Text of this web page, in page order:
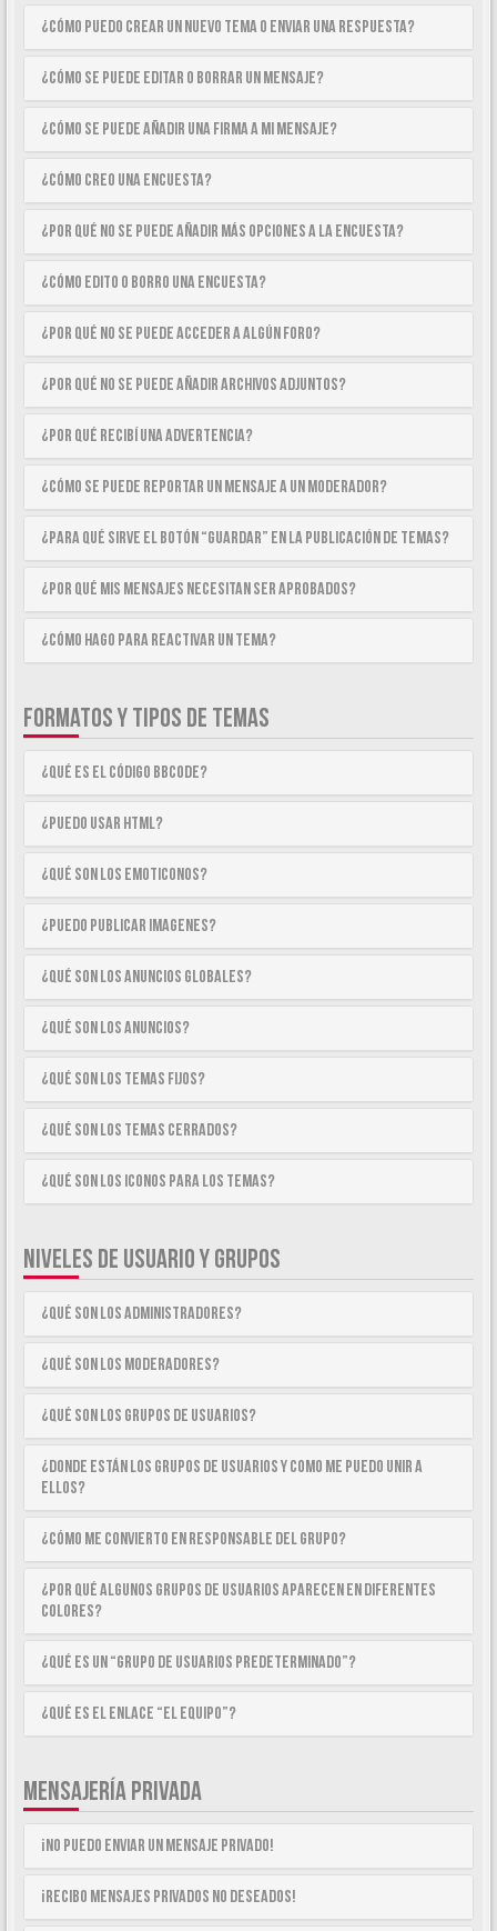
¿Cómo puedo crear un nuevo tema o enviar una respuesta?
¿Cómo se puede editar o borrar un mensaje?
¿Cómo se puede añadir una firma a mi mensaje?
¿Cómo creo una encuesta?
¿Por qué no se puede añadir más opciones a la encuesta?
¿Cómo edito o borro una encuesta?
¿Por qué no se puede acceder a algún foro?
¿Por qué no se puede añadir archivos adjuntos?
¿Por qué recibí una advertencia?
¿Cómo se puede reportar un mensaje a un moderador?
¿Para qué sirve el botón “Guardar” en la publicación de temas?
¿Por qué mis mensajes necesitan ser aprobados?
¿Cómo hago para reactivar un tema?
FORMATOS Y TIPOS DE TEMAS
¿Qué es el código BBCode?
¿Puedo usar HTML?
¿Qué son los emoticonos?
¿Puedo publicar imagenes?
¿Qué son los anuncios globales?
¿Qué son los anuncios?
¿Qué son los temas fijos?
¿Qué son los temas cerrados?
¿Qué son los iconos para los temas?
NIVELES DE USUARIO Y GRUPOS
¿Qué son los Administradores?
¿Qué son los Moderadores?
¿Qué son los Grupos de Usuarios?
¿Donde están los Grupos de Usuarios y como me puedo unir a
ellos?
¿Cómo me convierto en Responsable del Grupo?
¿Por qué algunos Grupos de Usuarios aparecen en diferentes
colores?
¿Qué es un “Grupo de Usuarios predeterminado”?
¿Qué es el enlace “El equipo”?
MENSAJERÍA PRIVADA
¡No puedo enviar un mensaje privado!
¡Recibo mensajes privados no deseados!